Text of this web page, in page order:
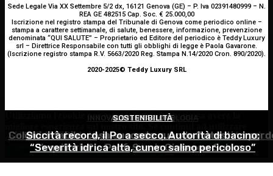
INNOVAZIONE E TECNOLOGIA
SHARE4MED, dati e governance per misurare la
del Mediterraneo
ALIMENTAZIONE
Colon irritabile: cosa succede quando l’intestino
l’equilibrio? – Prof. Samir Giuseppe Sukkar
SOSTENIBILITÀ
Siccità record, il Po a secco. Autorità di bacino:
“Severità idrica alta, cuneo salino pericoloso”
Sede Legale Via XX Settembre 5/2 dx, 16121 Genova (GE) – P. Iva 02391480999 – N.
REA GE 482515 Cap. Soc. € 25.000,00
Iscrizione nel registro stampa del Tribunale di Genova come periodico online –
stampa a carattere settimanale, di salute, benessere, informazione, prevenzione
denominata “QUI SALUTE” – Proprietario ed Editore del periodico è Teddy Luxury
srl – Direttrice Responsabile con tutti gli obblighi di legge è Paola Gavarone.
(Iscrizione registro stampa R.V. 5663/2020 Reg. Stampa N.14/2020 Cron. 890/2020).
2020-2025© Teddy Luxury SRL
Utilizziamo i cookie per essere sicuri che tu possa avere la
questo sito noi constatiamo che tu ne sia felice. Accetto
Continua senza accettare
Privacy policy